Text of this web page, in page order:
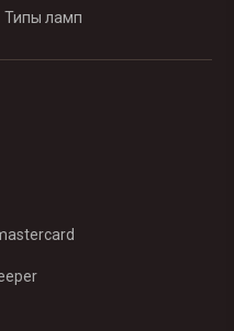
Типы ламп